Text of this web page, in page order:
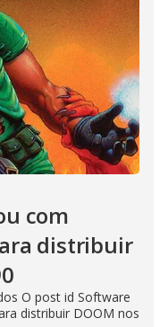
com
distribuir
O post id Software
distribuir DOOM nos